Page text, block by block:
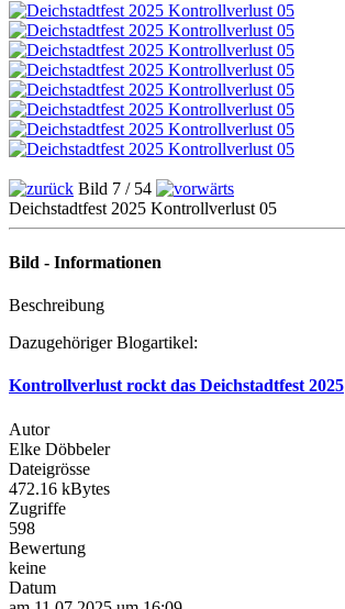
Bild 7 / 54
Deichstadtfest 2025 Kontrollverlust 05
Bild - Informationen
Beschreibung
Dazugehöriger Blogartikel:
Kontrollverlust rockt das Deichstadtfest 2025
Autor
Elke Döbbeler
Dateigrösse
472.16 kBytes
Zugriffe
598
Bewertung
keine
Datum